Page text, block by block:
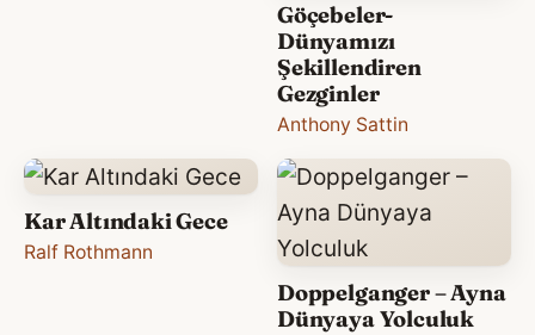
Göçebeler-
Dünyamızı
Şekillendiren
Gezginler
Anthony Sattin
Kar Altındaki Gece
Ralf Rothmann
Doppelganger – Ayna
Dünyaya Yolculuk